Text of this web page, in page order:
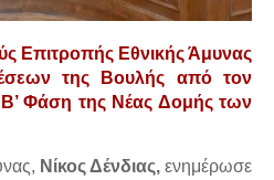
Επιτροπής Εθνικής Άμυνας
της Βουλής από τον
Φάση της Νέας Δομής των
Νίκος Δένδιας, ενημέρωσε